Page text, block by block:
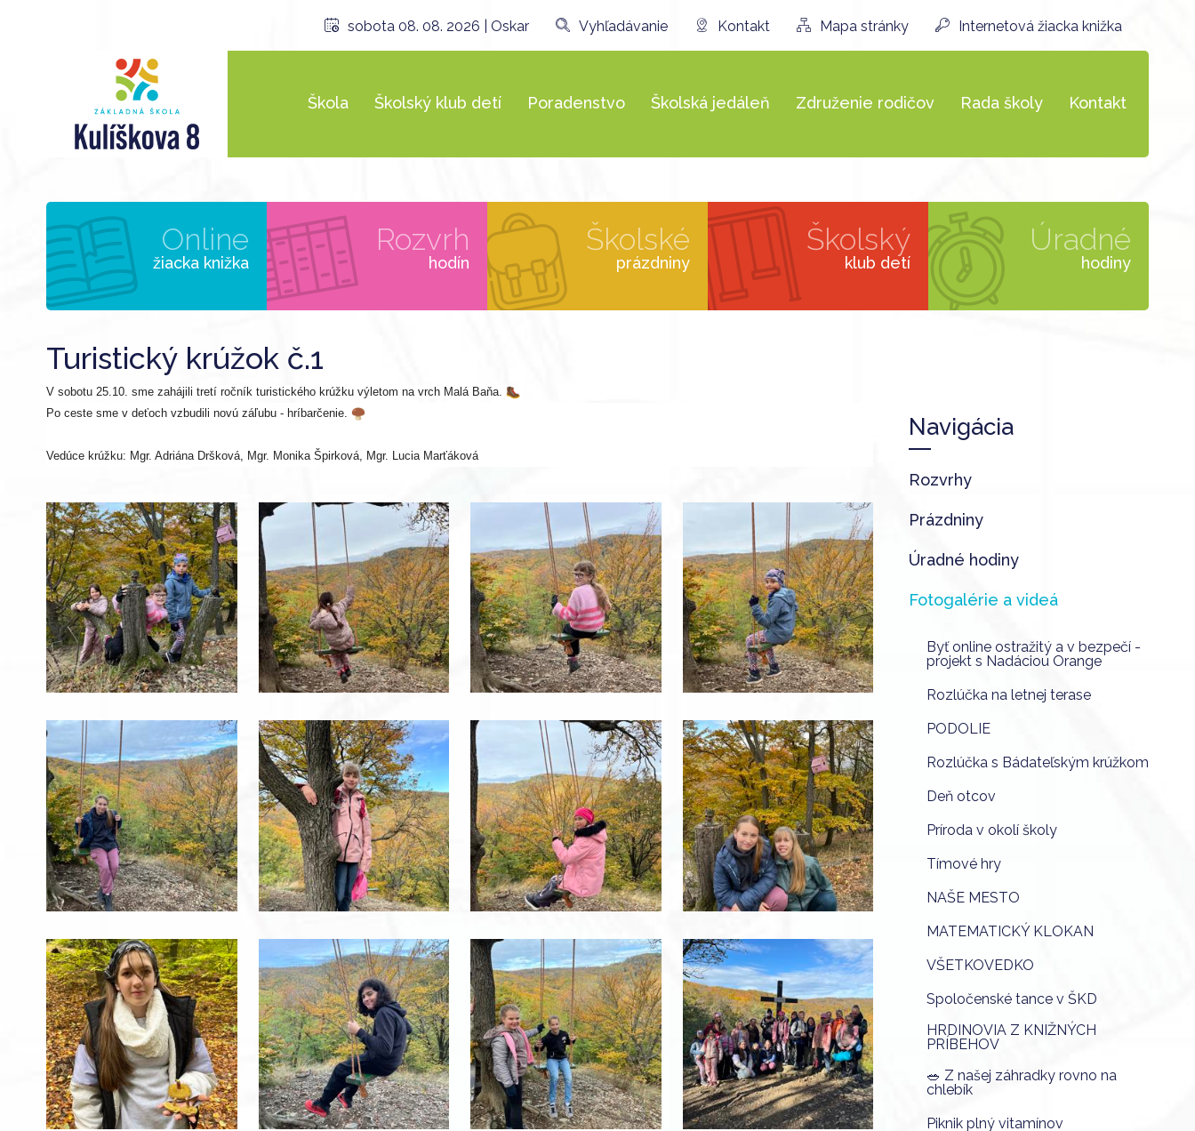
sobota 08. 08. 2026 | Oskar Vyhľadávanie Kontakt Mapa stránky Internetová žiacka knižka
Škola Školský klub detí Poradenstvo Školská jedáleň Združenie rodičov Rada školy Kontakt
Online
žiacka knižka
Rozvrh
hodín
Školské
prázdniny
Školský
klub detí
Úradné
hodiny
Turistický krúžok č.1
V sobotu 25.10. sme zahájili tretí ročník turistického krúžku výletom na vrch Malá Baňa.
Po ceste sme v deťoch vzbudili novú záľubu - hríbarčenie.
Vedúce krúžku: Mgr. Adriána Dršková, Mgr. Monika Špirková, Mgr. Lucia Marťáková
Navigácia
Rozvrhy
Prázdniny
Úradné hodiny
Fotogalérie a videá
Byť online ostražitý a v bezpečí -
projekt s Nadáciou Orange
Rozlúčka na letnej terase
PODOLIE
Rozlúčka s Bádateľským krúžkom
Deň otcov
Príroda v okolí školy
Tímové hry
NAŠE MESTO
MATEMATICKÝ KLOKAN
VŠETKOVEDKO
Spoločenské tance v ŠKD
HRDINOVIA Z KNIŽNÝCH
PRÍBEHOV
🥗 Z našej záhradky rovno na
chlebík
Piknik plný vitamínov